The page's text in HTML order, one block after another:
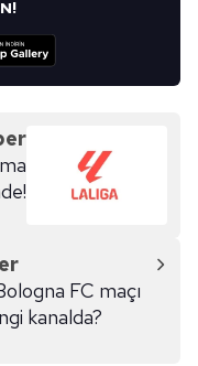
FC maçı
kanalda?